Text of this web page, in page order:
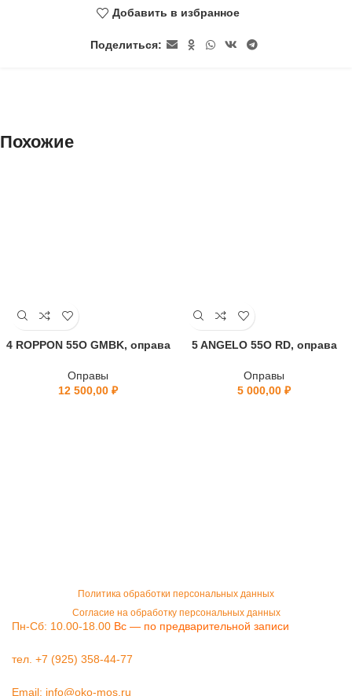
Добавить в избранное
Поделиться:
Похожие
4 ROPPON 55O GMBK, оправа
Оправы
12 500,00 ₽
5 ANGELO 55O RD, оправа
Оправы
5 000,00 ₽
Политика обработки персональных данных
Согласие на обработку персональных данных
Пн-Сб: 10.00-18.00 Вс — по предварительной записи
тел. +7 (925) 358-44-77
Email: info@oko-mos.ru